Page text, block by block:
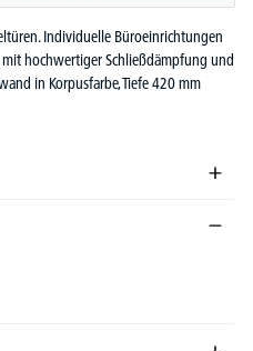
Individuelle Büroeinrichtungen
hochwertiger Schließdämpfung und
in Korpusfarbe, Tiefe 420 mm